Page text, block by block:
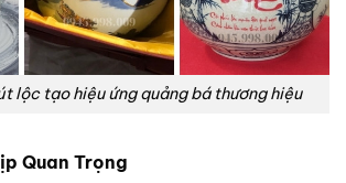
lộc tạo hiệu ứng quảng bá thương hiệu
Quan Trọng